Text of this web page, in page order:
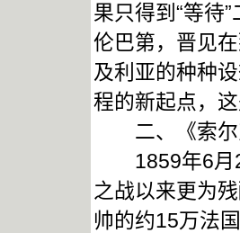
果只得到“等待
伦巴第，晋见
及利亚的种种
程的新起点，
二、《索尔
1859年6月25
之战以来更为
帅的约15万法